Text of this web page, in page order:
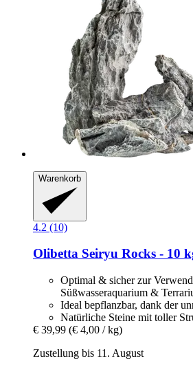
Warenkorb
4.2 (10)
Olibetta Seiryu Rocks -​ 10
Optimal & sicher zur
Süßwasseraquarium &
Ideal bepflanzbar, dank der
Natürliche Steine mit toller
€ 39,99 (€ 4,00 / kg)
Zustellung bis 11. August